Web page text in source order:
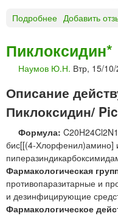
Подробнее
К
С
Л
З
т
а
б
л
е
т
к
Добавить
Пиклоксидин*
Наумов Ю.Н. Втр, 15/
Описание
Пиклоксидин/
Формула:
бис[[(4-Хлорфенил)амино]
Фармакологическая
противопаразитарные и
и дезинфицирующие
Фармакологическое